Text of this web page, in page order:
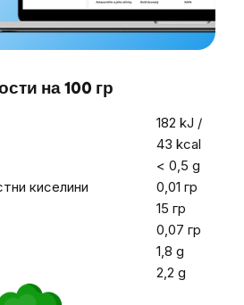
на 100 гр
182 kJ /
43 kcal
< 0,5 g
киселини
0,01 гр
15 гр
0,07 гр
1,8 g
2,2 g